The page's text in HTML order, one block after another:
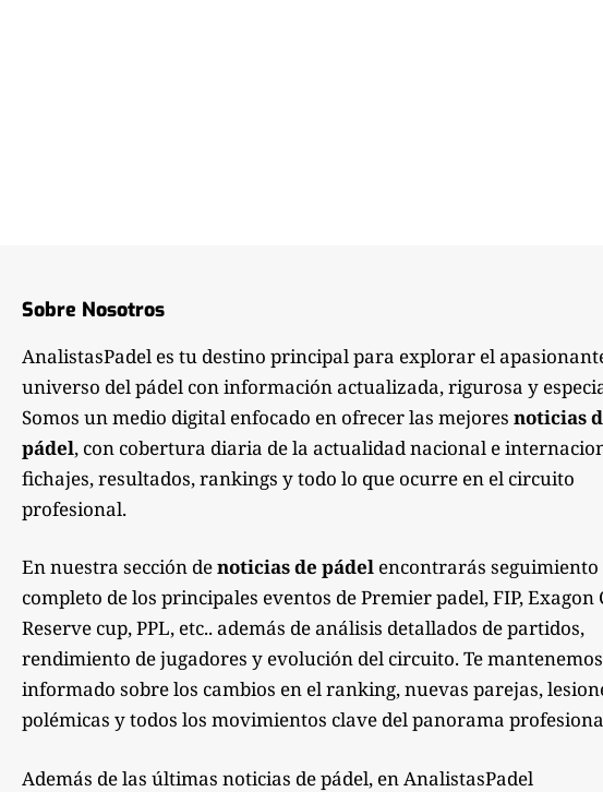
Sobre Nosotros
AnalistasPadel es tu destino principal para explorar el
universo del pádel con información actualizada, rigurosa y
Somos un medio digital enfocado en ofrecer las mejores noticias
pádel, con cobertura diaria de la actualidad nacional e
fichajes, resultados, rankings y todo lo que ocurre en el circuito
profesional.
En nuestra sección denoticias de pádel encontrarás seguimiento
completo de los principales eventos de Premier padel, FIP, Exagon
Reserve cup, PPL, etc.. además de análisis detallados de partidos,
rendimiento de jugadores y evolución del circuito. Te mantenemos
informado sobre los cambios en el ranking, nuevas parejas,
polémicas y todos los movimientos clave del panorama
Además de las últimas noticias de pádel, en AnalistasPadel